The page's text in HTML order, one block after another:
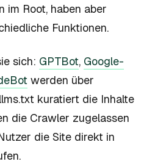
im Root, haben aber
Funktionen.
sich: GPTBot, Google-
werden über
kuratiert die Inhalte
die Crawler zugelassen
die Site direkt in